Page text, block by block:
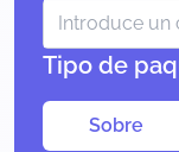
Tipo de
Sobre